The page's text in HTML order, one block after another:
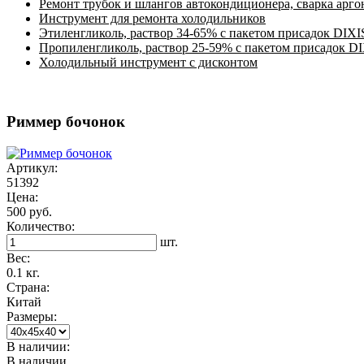
Ремонт трубок и шлангов автокондиционера, сварка
Инструмент для ремонта холодильников
Этиленгликоль, раствор 34-65% с пакетом присадок
Пропиленгликоль, раствор 25-59% с пакетом присадок
Холодильный инструмент с дисконтом
Риммер бочонок
Артикул:
51392
Цена:
500 руб.
Количество:
шт.
Вес:
0.1 кг.
Страна:
Китай
Размеры:
В наличии:
В наличии